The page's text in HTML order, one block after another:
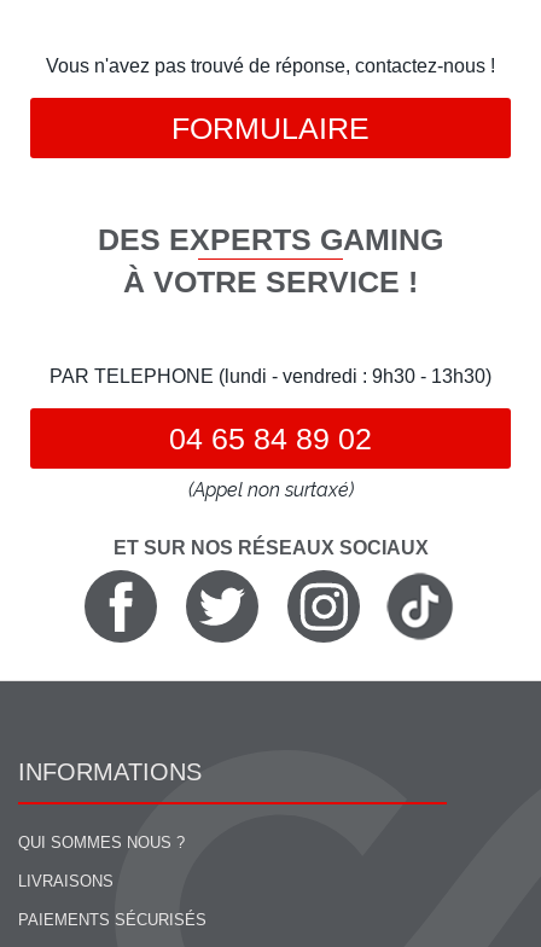
Vous n'avez pas trouvé de réponse, contactez-nous !
FORMULAIRE
DES EXPERTS GAMING
À VOTRE SERVICE !
PAR TELEPHONE (lundi - vendredi : 9h30 - 13h30)
04 65 84 89 02
(Appel non surtaxé)
ET SUR NOS RÉSEAUX SOCIAUX
INFORMATIONS
QUI SOMMES NOUS ?
LIVRAISONS
PAIEMENTS SÉCURISÉS